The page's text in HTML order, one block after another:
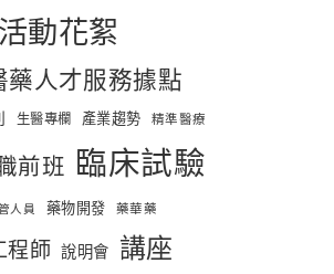
活動花絮
藥人才服務據點
生醫專欄 產業趨勢 精準醫療
前班 臨床試驗
人員 藥物開發 藥華藥
程師 說明會 講座